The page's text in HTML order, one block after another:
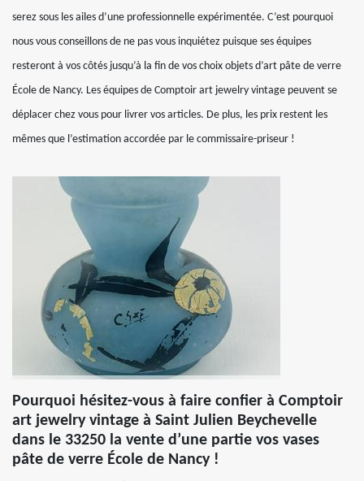
serez sous les ailes d’une professionnelle expérimentée. C’est pourquoi
nous vous conseillons de ne pas vous inquiétez puisque ses équipes
resteront à vos côtés jusqu’à la fin de vos choix objets d’art pâte de verre
École de Nancy. Les équipes de Comptoir art jewelry vintage peuvent se
déplacer chez vous pour livrer vos articles. De plus, les prix restent les
mêmes que l’estimation accordée par le commissaire-priseur !
Pourquoi hésitez-vous à faire confier à Comptoir
art jewelry vintage à Saint Julien Beychevelle
dans le 33250 la vente d’une partie vos vases
pâte de verre École de Nancy !